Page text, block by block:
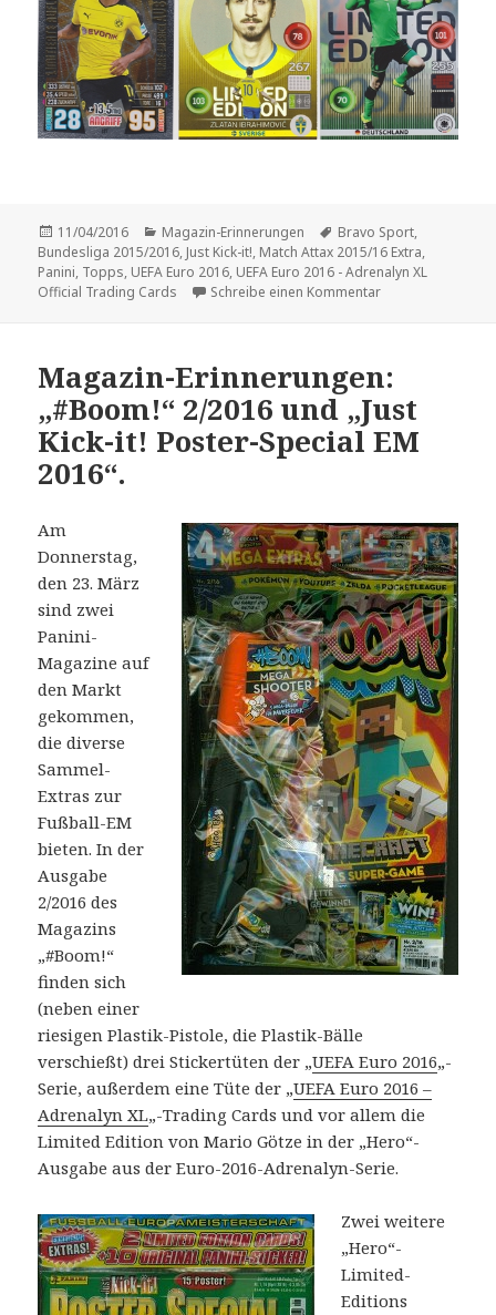
Veröffentlicht
am
11/04/2016 Kategorien
Magazin-Erinnerungen Schlagwörter
Bravo Sport,
Bundesliga 2015/2016, Just Kick-it!, Match Attax 2015/16 Extra,
Panini, Topps, UEFA Euro 2016, UEFA Euro 2016 - Adrenalyn XL
Official Trading Cards
Schreibe einen Kommentarzu Magazin-
Magazin-Erinnerungen:
„#Boom!“ 2/2016 und „Just
Kick-it! Poster-Special EM
2016“.
Am
Donnerstag,
den 23. März
sind zwei
Panini-
Magazine auf
den Markt
gekommen,
die diverse
Sammel-
Extras zur
Fußball-EM
bieten. In der
Ausgabe
2/2016 des
Magazins
„#Boom!“
finden sich
(neben einer
riesigen Plastik-Pistole, die Plastik-Bälle
verschießt) drei Stickertüten der „UEFA Euro 2016„-
Serie, außerdem eine Tüte der „UEFA Euro 2016 –
Adrenalyn XL„-Trading Cards und vor allem die
Limited Edition von Mario Götze in der „Hero“-
Ausgabe aus der Euro-2016-Adrenalyn-Serie.
Zwei weitere
„Hero“-
Limited-
Editions